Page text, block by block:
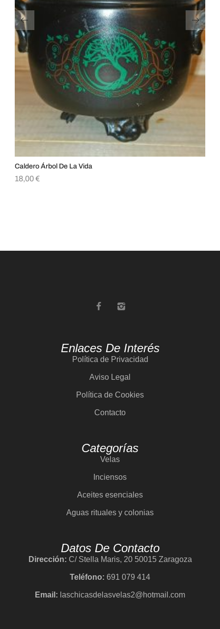
Caldero Árbol De La Vida
18,00€
Enlaces De Interés
Política de Privacidad
Aviso Legal
Política de Cookies
Contacto
Categorías
Velas
Inciensos
Aceites esenciales
Aguas rituales y colonias
Datos De Contacto
Dirección: C/ Stella Maris, 20 50015 Zaragoza
Teléfono: 691 079 414
Email: laschicasdelasvelas2@hotmail.com